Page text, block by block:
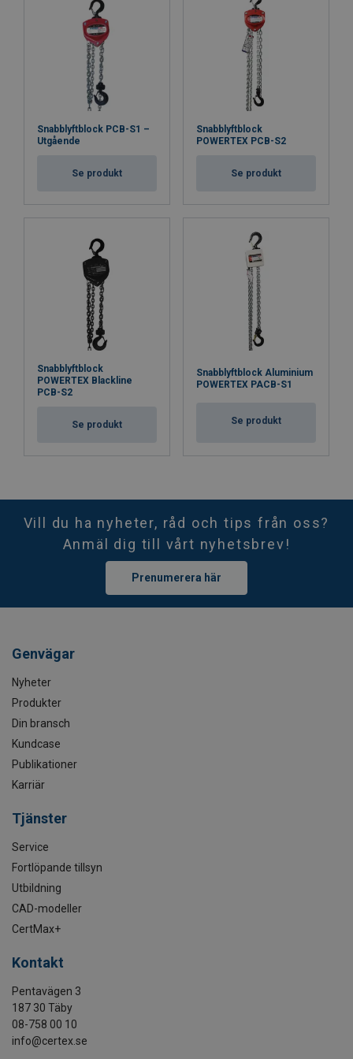
Snabblyftblock PCB-S1 –
Utgående
Se produkt
Snabblyftblock
POWERTEX PCB-S2
Se produkt
Snabblyftblock
POWERTEX Blackline
PCB-S2
Se produkt
Snabblyftblock Aluminium
POWERTEX PACB-S1
Se produkt
Vill du ha nyheter, råd och tips från oss?
Anmäl dig till vårt nyhetsbrev!
Prenumerera här
Genvägar
Nyheter
Produkter
Din bransch
Kundcase
Publikationer
Karriär
Tjänster
Service
Fortlöpande tillsyn
Utbildning
CAD-modeller
CertMax+
Kontakt
Pentavägen 3
187 30 Täby
08-758 00 10
info@certex.se